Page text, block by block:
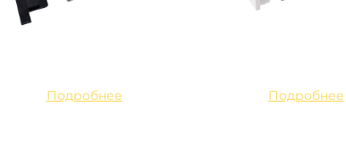
Подробнее Подробнее